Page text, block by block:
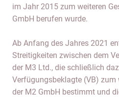
im Jahr 2015 zum weiteren
GmbH berufen wurde.
Ab Anfang des Jahres 2021
Streitigkeiten zwischen dem
der M3 Ltd., die schließlich
Verfügungsbeklagte (VB)
der M2 GmbH bestimmt und